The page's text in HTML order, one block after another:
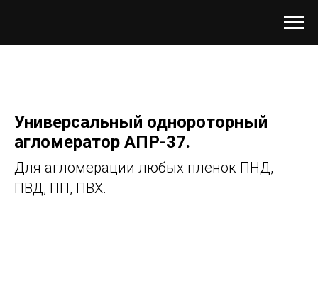
Универсальный однороторный
агломератор АПР-37.
Для агломерации любых пленок ПНД,
ПВД, ПП, ПВХ.